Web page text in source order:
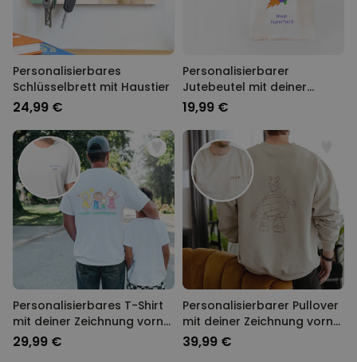
Personalisierbares
Schlüsselbrett mit Haustier
24,99 €
Personalisierbarer
Jutebeutel mit deiner
Zeichnung
19,99 €
Personalisierbares T-Shirt
mit deiner Zeichnung vorne
und hinten
29,99 €
Personalisierbarer Pullover
mit deiner Zeichnung vorne
und hinten
39,99 €